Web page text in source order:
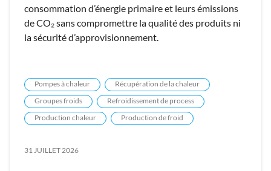
consommation d’énergie primaire et leurs émissions
de CO₂ sans compromettre la qualité des produits ni
la sécurité d’approvisionnement.
Pompes à chaleur
Récupération de la chaleur
Groupes froids
Refroidissement de process
Production chaleur
Production de froid
31 JUILLET 2026